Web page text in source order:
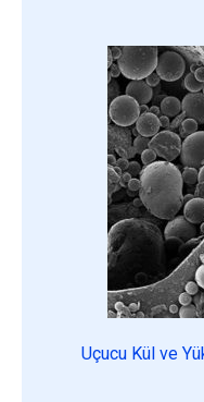
Uçucu Kül ve